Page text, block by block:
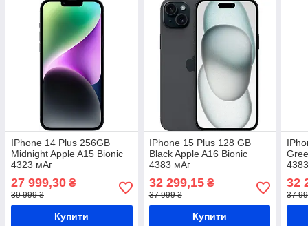
IPhone 14 Plus 256GB
Midnight Apple A15 Bionic
4323 мАг
27 999,30 ₴
39 999 ₴
Купити
IPhone 15 Plus 128 GB
Black Apple A16 Bionic
4383 мАг
32 299,15₴
37 999 ₴
Купити
32
37